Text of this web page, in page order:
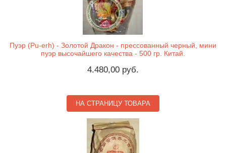
Пуэр (Pu-erh) - Золотой Дракон - прессованный черный, мини
пуэр высочайшего качества - 500 гр. Китай.
4.480,00 руб.
НА СТРАНИЦУ ТОВАРА